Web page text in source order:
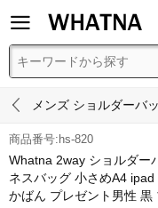

 メンズ ショルダーバ
商品番号:hs-820
Whatna 2way ショルダー
ネスバッグ 小さめA4
かばん プレゼント男性 黒